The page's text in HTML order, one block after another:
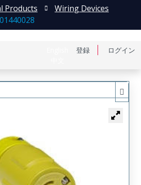
登録 ログイン
Products
Wiring Devices